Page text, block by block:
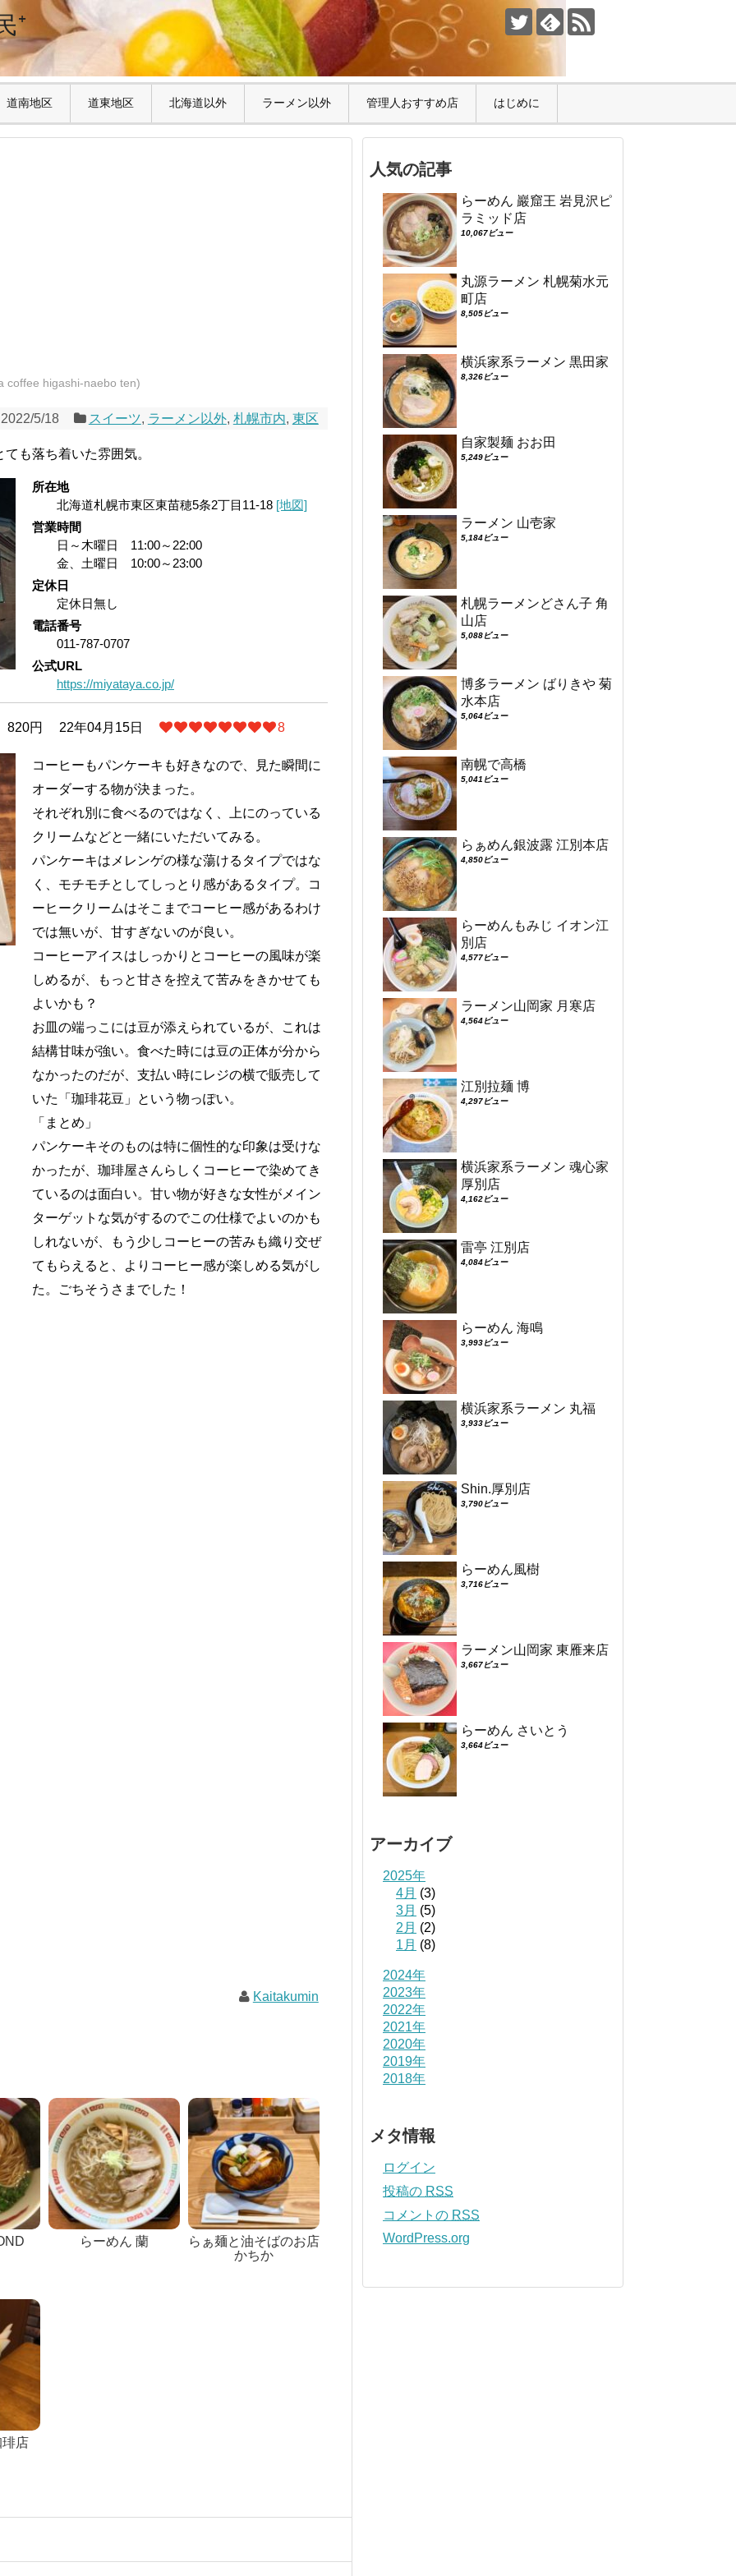
⁺
道南地区 道東地区 北海道以外 ラーメン以外 管理人おすすめ店 はじめに
coffee higashi-naebo ten)
2022/5/18 スイーツ, ラーメン以外, 札幌市内, 東区
も落ち着いた雰囲気。
所在地
北海道札幌市東区東苗穂5条2丁目11-18 [地図]
営業時間
日～木曜日 11:00～22:00
金、土曜日 10:00～23:00
定休日
定休日無し
電話番号
011-787-0707
公式URL
https://miyataya.co.jp/
820円 22年04月15日 8
コーヒーもパンケーキも好きなので、見た瞬間に
オーダーする物が決まった。
それぞれ別に食べるのではなく、上にのっている
クリームなどと一緒にいただいてみる。
パンケーキはメレンゲの様な蕩けるタイプではな
く、モチモチとしてしっとり感があるタイプ。コ
ーヒークリームはそこまでコーヒー感があるわけ
では無いが、甘すぎないのが良い。
コーヒーアイスはしっかりとコーヒーの風味が楽
しめるが、もっと甘さを控えて苦みをきかせても
よいかも？
お皿の端っこには豆が添えられているが、これは
結構甘味が強い。食べた時には豆の正体が分から
なかったのだが、支払い時にレジの横で販売して
いた「珈琲花豆」という物っぽい。
「まとめ」
パンケーキそのものは特に個性的な印象は受けな
かったが、珈琲屋さんらしくコーヒーで染めてき
ているのは面白い。甘い物が好きな女性がメイン
ターゲットな気がするのでこの仕様でよいのかも
しれないが、もう少しコーヒーの苦みも織り交ぜ
てもらえると、よりコーヒー感が楽しめる気がし
た。ごちそうさまでした！
Kaitakumin
らーめん 蘭
らぁ麺と油そばのお店
かちか
琲店
人気の記事
らーめん 巖窟王 岩見沢ピ
ラミッド店
10,067ビュー
丸源ラーメン 札幌菊水元
町店
8,505ビュー
横浜家系ラーメン 黒田家
8,326ビュー
自家製麺 おお田
5,249ビュー
ラーメン 山壱家
5,184ビュー
札幌ラーメンどさん子 角
山店
5,088ビュー
博多ラーメン ばりきや 菊
水本店
5,064ビュー
南幌で高橋
5,041ビュー
らぁめん銀波露 江別本店
4,850ビュー
らーめんもみじ イオン江
別店
4,577ビュー
ラーメン山岡家 月寒店
4,564ビュー
江別拉麺 博
4,297ビュー
横浜家系ラーメン 魂心家
厚別店
4,162ビュー
雷亭 江別店
4,084ビュー
らーめん 海鳴
3,993ビュー
横浜家系ラーメン 丸福
3,933ビュー
Shin.厚別店
3,790ビュー
らーめん風樹
3,716ビュー
ラーメン山岡家 東雁来店
3,667ビュー
らーめん さいとう
3,664ビュー
アーカイブ
2025年
4月 (3)
3月 (5)
2月 (2)
1月 (8)
2024年
2023年
2022年
2021年
2020年
2019年
2018年
メタ情報
ログイン
投稿の RSS
コメントの RSS
WordPress.org